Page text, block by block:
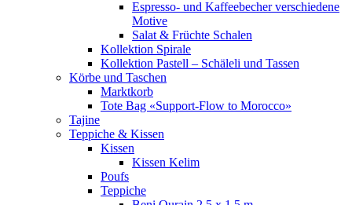
Espresso- und Kaffeebecher verschiedene
Motive
Salat & Früchte Schalen
Kollektion Spirale
Kollektion Pastell – Schäleli und Tassen
Körbe und Taschen
Marktkorb
Tote Bag «Support-Flow to Morocco»
Tajine
Teppiche & Kissen
Kissen
Kissen Kelim
Poufs
Teppiche